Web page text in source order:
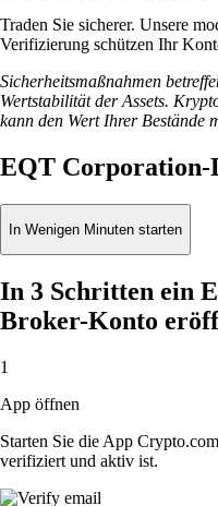
Traden Sie sicherer. Unsere
Verifizierung schützen Ihr
Sicherheitsmaßnahmen
Wertstabilität der Assets.
kann den Wert Ihrer Bestände
EQT Corporation-
In Wenigen Minuten starten
In 3 Schritten ein
Broker-Konto
1
App öffnen
Starten Sie die App
verifiziert und aktiv ist.